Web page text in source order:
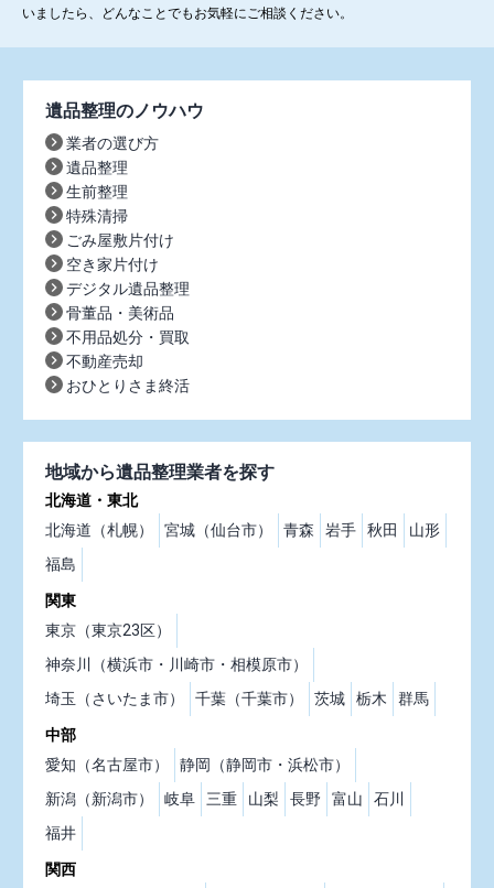
いましたら、どんなことでもお気軽にご相談ください。
遺品整理のノウハウ
業者の選び方
遺品整理
生前整理
特殊清掃
ごみ屋敷片付け
空き家片付け
デジタル遺品整理
骨董品・美術品
不用品処分・買取
不動産売却
おひとりさま終活
地域から遺品整理業者を探す
北海道・東北
北海道（札幌）
宮城（仙台市） 青森 岩手 秋田
山形
福島
関東
東京（東京23区）
神奈川（横浜市・川崎市・相模原市）
埼玉（さいたま市）
千葉（千葉市） 茨城 栃木 群馬
中部
愛知（名古屋市）
静岡（静岡市・浜松市）
新潟（新潟市）
岐阜 三重 山梨 長野 富山
石川
福井
関西